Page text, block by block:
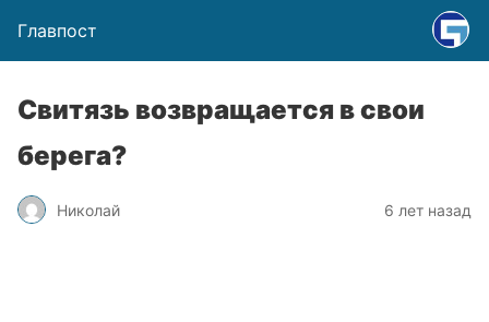
Главпост
Свитязь возвращается в свои
берега?
Николай 6 лет назад